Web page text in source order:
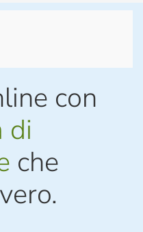
con
di
che